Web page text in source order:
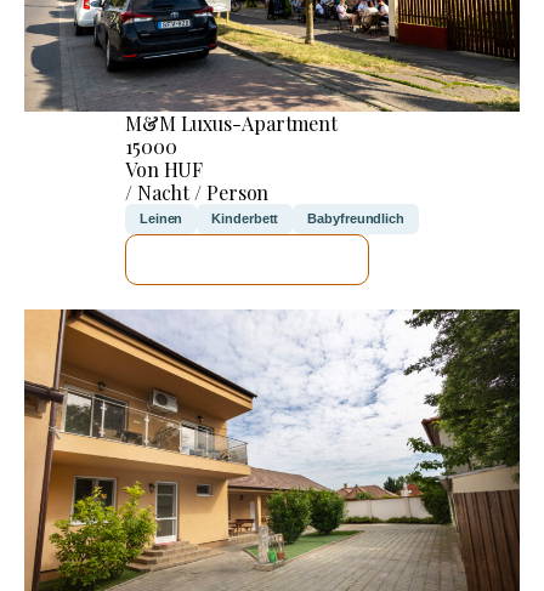
M&M Luxus-Apartment
15000
Von HUF
/ Nacht / Person
Leinen Kinderbett Babyfreundlich